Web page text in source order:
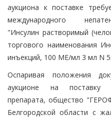
аукциона к поставке
международного
"Инсулин растворимый
торгового наименования
инъекций, 100 МЕ/мл 3 мл N 5.
Оспаривая положения
аукционе на поставку
препарата, общество
Белгородской области с